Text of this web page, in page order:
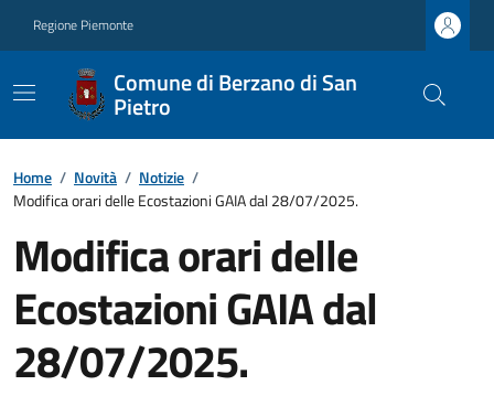
Regione Piemonte
Comune di Berzano di San
Pietro
Home / Novità / Notizie /
Modifica orari delle Ecostazioni GAIA dal 28/07/2025.
Modifica orari delle
Ecostazioni GAIA dal
28/07/2025.